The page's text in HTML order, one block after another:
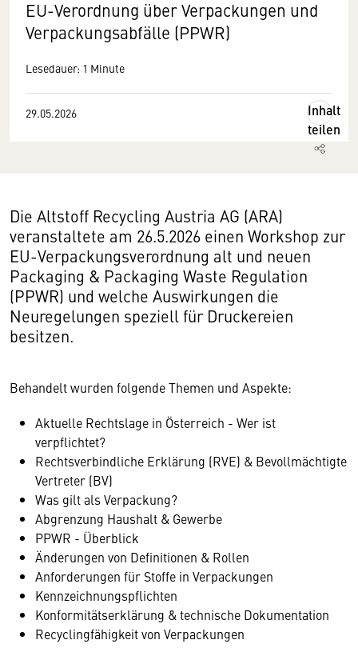
EU-Verordnung über Verpackungen und
Verpackungsabfälle (PPWR)
Lesedauer: 1 Minute
29.05.2026
Inhalt
teilen
Die Altstoff Recycling Austria AG (ARA)
veranstaltete am 26.5.2026 einen Workshop zur
EU-Verpackungsverordnung alt und neuen
Packaging & Packaging Waste Regulation
(PPWR) und welche Auswirkungen die
Neuregelungen speziell für Druckereien
besitzen.
Behandelt wurden folgende Themen und Aspekte:
Aktuelle Rechtslage in Österreich - Wer ist
verpflichtet?
Rechtsverbindliche Erklärung (RVE) & Bevollmächtigte
Vertreter (BV)
Was gilt als Verpackung?
Abgrenzung Haushalt & Gewerbe
PPWR - Überblick
Änderungen von Definitionen & Rollen
Anforderungen für Stoffe in Verpackungen
Kennzeichnungspflichten
Konformitätserklärung & technische Dokumentation
Recyclingfähigkeit von Verpackungen